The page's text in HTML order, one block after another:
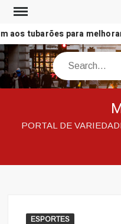
Skip
contenttubarões para melhorar
Search
PORTAL DE
ESPORTES